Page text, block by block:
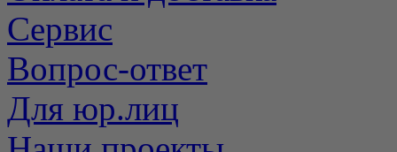
Сервис
Вопрос-ответ
Для юр.лиц